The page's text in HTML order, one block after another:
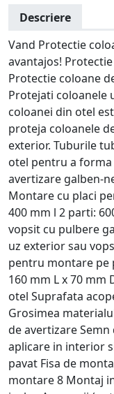
Descriere
Vand Protectie
avantajos!
Protectie coloane
Protejati coloanele
coloanei din otel
proteja coloanele
exterior. Tuburile
otel pentru a
avertizare galben-
Montare cu placi
400 mm l 2 parti:
vopsit cu pulbere
uz exterior sau
pentru montare pe
160 mm L x 70 mm
otel Suprafata
Grosimea
de avertizare
aplicare in interior
pavat Fisa de
montare 8 Montaj